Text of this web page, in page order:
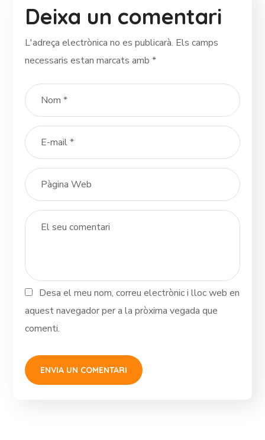
Deixa un comentari
L'adreça electrònica no es publicarà. Els camps
necessaris estan marcats amb*
Desa el meu nom, correu electrònic i lloc web en
aquest navegador per a la pròxima vegada que
comenti.